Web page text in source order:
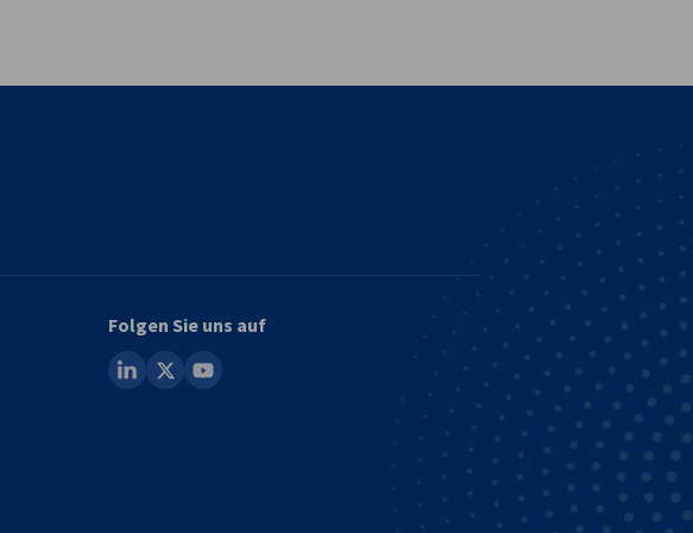
Folgen Sie uns auf
linkedin
youtube